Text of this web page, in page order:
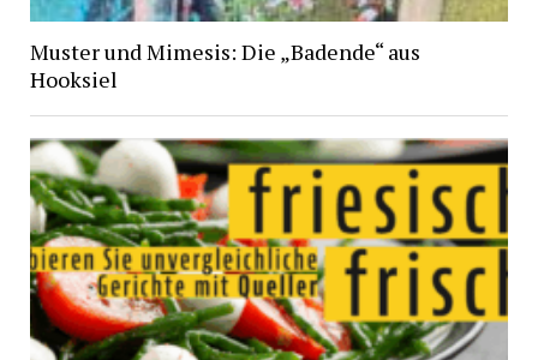
Muster und Mimesis: Die „Badende“ aus
Hooksiel